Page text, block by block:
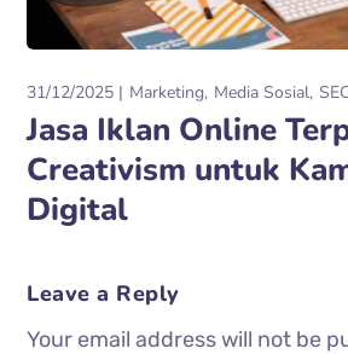
31/12/2025 Marketing Media Sosial
Jasa Iklan Online
Creativism untuk
Digital
Leave a Reply
Your email address will not be